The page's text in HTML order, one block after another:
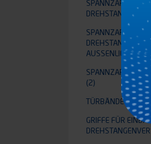
SPANNZAPFEN
SPANNZAPFEN FÜR
AUSSENLIEGEND
SPANNZAPFEN
(2)
TÜRBÄNDER (13)
GRIFFE FÜR